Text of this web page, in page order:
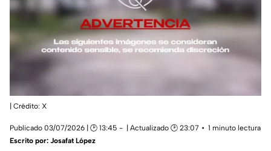
| Crédito: X
Publicado 03/07/2026 | 🕑 13:45 | Actualizado 🕑 23:07
1 minuto lectura
Escrito por: Josafat López